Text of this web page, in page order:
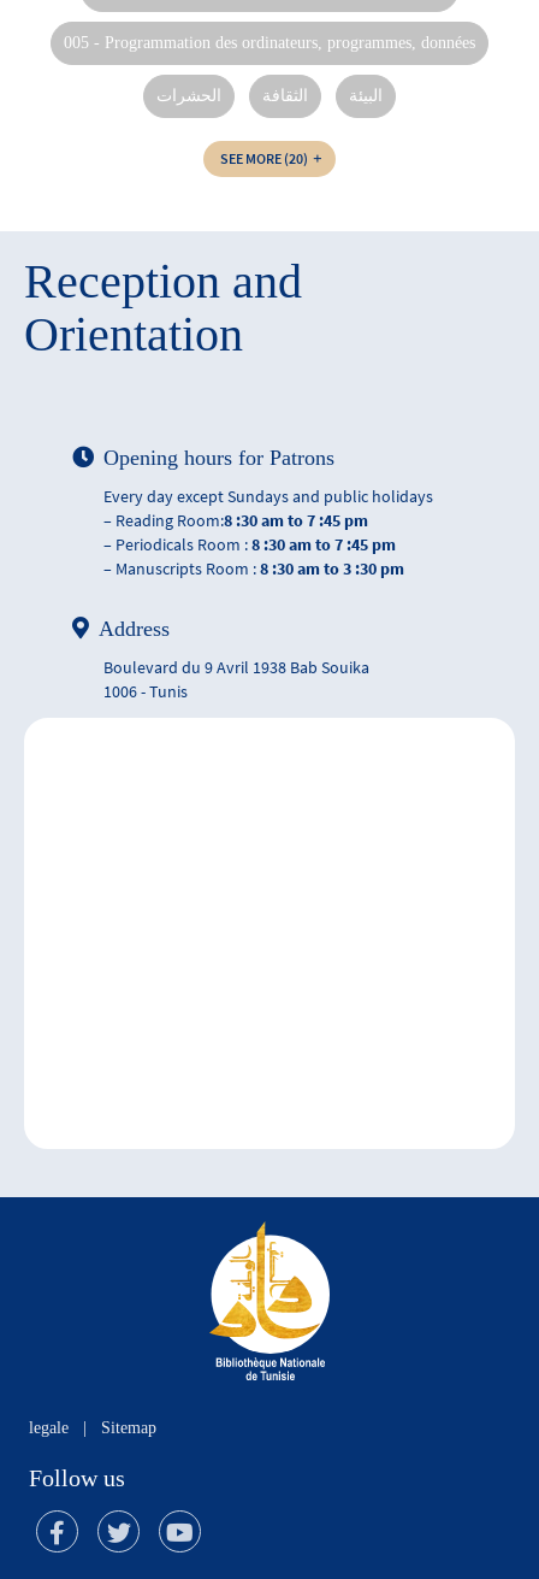
005 - Programmation des ordinateurs, programmes, données
الحشرات الثقافة البيئة
SEE MORE (20)
Reception and
Orientation
Opening hours for Patrons
Every day except Sundays and public holidays
– Reading Room:8 :30 am to 7 :45 pm
– Periodicals Room :8 :30 am to 7 :45 pm
– Manuscripts Room :8 :30 am to 3 :30 pm
Address
Boulevard du 9 Avril 1938 Bab Souika
1006 - Tunis
legale Sitemap
Follow us